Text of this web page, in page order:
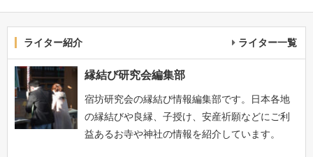
ライター紹介 ライター一覧
縁結び研究会編集部
宿坊研究会の縁結び情報編集部です。日本各地
の縁結びや良縁、子授け、安産祈願などにご利
益あるお寺や神社の情報を紹介しています。